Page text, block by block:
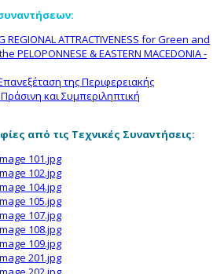
ATTRACTIVENESS for Green and
PELOPONNESE & EASTERN MACEDONIA -
της Περιφερειακής
και Συμπεριληπτική
από τις Τεχνικές Συναντήσεις: